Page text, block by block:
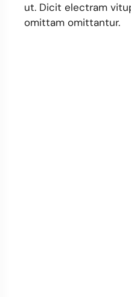
ut. Dicit electram
omittam omittantur.